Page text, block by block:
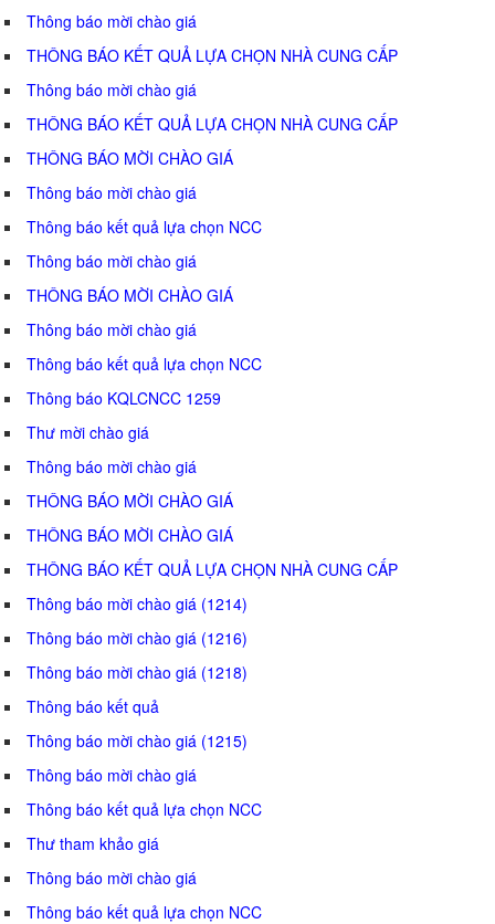
Thông báo mời chào giá
THÔNG BÁO KẾT QUẢ LỰA CHỌN NHÀ CUNG CẤP
Thông báo mời chào giá
THÔNG BÁO KẾT QUẢ LỰA CHỌN NHÀ CUNG CẤP
THÔNG BÁO MỜI CHÀO GIÁ
Thông báo mời chào giá
Thông báo kết quả lựa chọn NCC
Thông báo mời chào giá
THÔNG BÁO MỜI CHÀO GIÁ
Thông báo mời chào giá
Thông báo kết quả lựa chọn NCC
Thông báo KQLCNCC 1259
Thư mời chào giá
Thông báo mời chào giá
THÔNG BÁO MỜI CHÀO GIÁ
THÔNG BÁO MỜI CHÀO GIÁ
THÔNG BÁO KẾT QUẢ LỰA CHỌN NHÀ CUNG CẤP
Thông báo mời chào giá (1214)
Thông báo mời chào giá (1216)
Thông báo mời chào giá (1218)
Thông báo kết quả
Thông báo mời chào giá (1215)
Thông báo mời chào giá
Thông báo kết quả lựa chọn NCC
Thư tham khảo giá
Thông báo mời chào giá
Thông báo kết quả lựa chọn NCC